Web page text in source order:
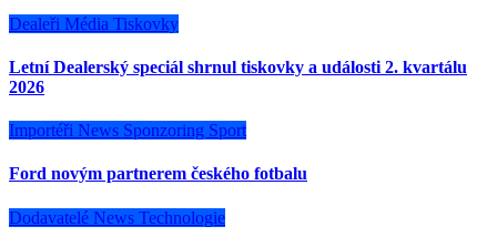
Dealeři Média Tiskovky
Letní Dealerský speciál shrnul tiskovky a události 2. kvartálu
2026
Importéři News Sponzoring Sport
Ford novým partnerem českého fotbalu
Dodavatelé News Technologie